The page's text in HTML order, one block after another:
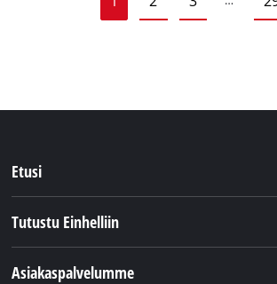
Etusi
Tutustu Einhelliin
Asiakaspalvelumme